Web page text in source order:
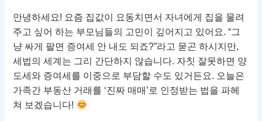
안녕하세요! 요즘 집값이 요동치면서 자녀에게 집을 물려
주고 싶어 하는 부모님들의 고민이 깊어지고 있어요. “그
냥 싸게 팔면 증여세 안 내도 되죠?”라고 묻곤 하시지만,
세법의 세계는 그리 간단하지 않습니다. 자칫 잘못하면 양
도세와 증여세를 이중으로 부담할 수도 있거든요. 오늘은
가족간 부동산 거래를 ‘진짜 매매’로 인정받는 법을 파헤
쳐 보겠습니다!